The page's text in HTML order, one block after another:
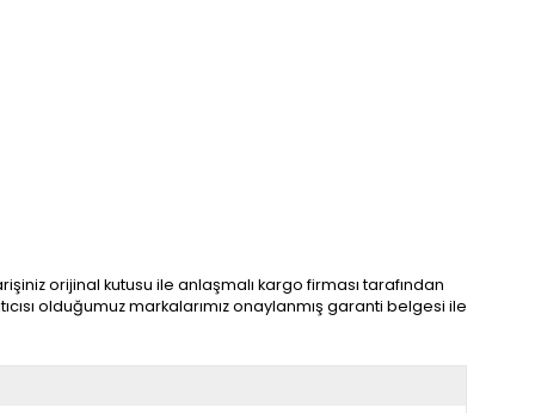
orijinal kutusu ile anlaşmalı kargo firması tarafından
olduğumuz markalarımız onaylanmış garanti belgesi ile